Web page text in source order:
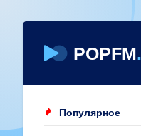
POPFM
Популярное